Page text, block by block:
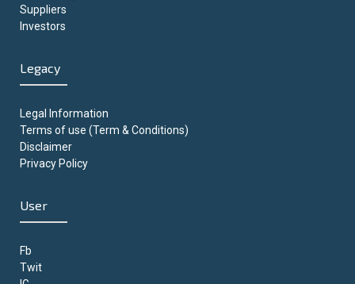
Suppliers
Investors
Legacy
Legal Information
Terms of use (Term & Conditions)
Disclaimer
Privacy Policy
User
Fb
Twit